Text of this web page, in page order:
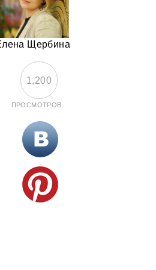
Щербина
1,200
ПРОСМОТРОВ